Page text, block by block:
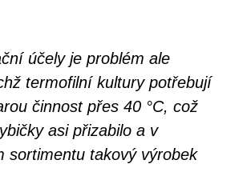
účely je problém ale
termofilní kultury potřebují
činnost přes 40 °C, což
asi přizabilo a v
sortimentu takový výrobek